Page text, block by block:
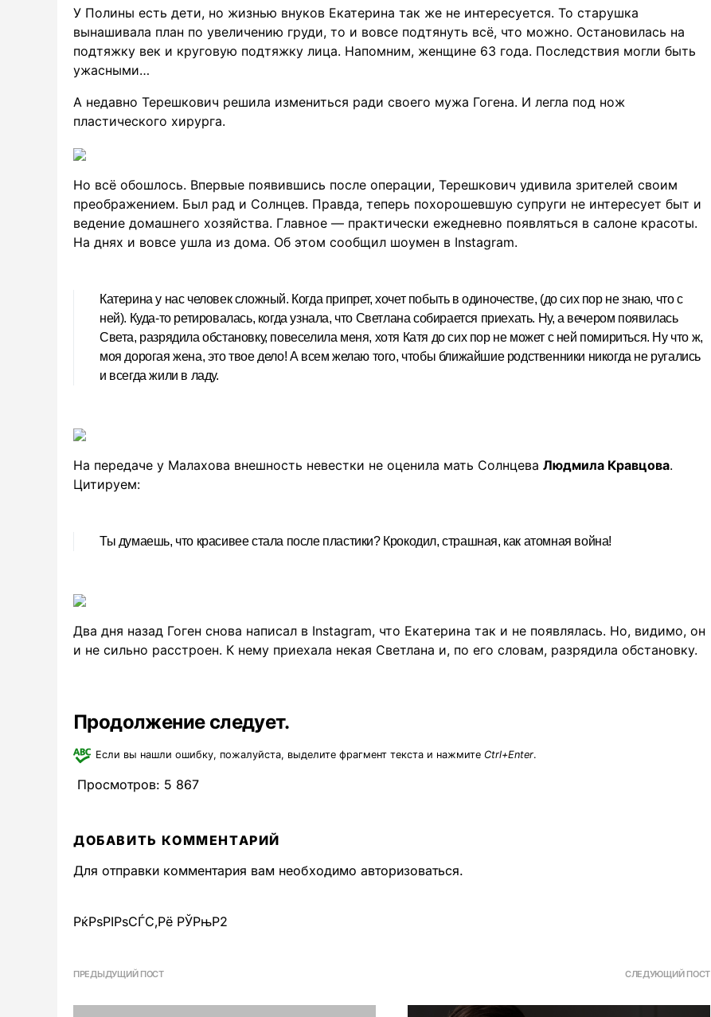
У Полины есть дети, но жизнью внуков Екатерина так же не интересуется. То старушка
вынашивала план по увеличению груди, то и вовсе подтянуть всё, что можно. Остановилась на
подтяжку век и круговую подтяжку лица. Напомним, женщине 63 года. Последствия могли быть
ужасными…
А недавно Терешкович решила измениться ради своего мужа Гогена. И легла под нож
пластического хирурга.
Но всё обошлось. Впервые появившись после операции, Терешкович удивила зрителей своим
преображением. Был рад и Солнцев. Правда, теперь похорошевшую супруги не интересует быт и
ведение домашнего хозяйства. Главное — практически ежедневно появляться в салоне красоты.
На днях и вовсе ушла из дома. Об этом сообщил шоумен в Instagram.
Катерина у нас человек сложный. Когда припрет, хочет побыть в одиночестве, (до сих пор не знаю, что с
ней). Куда-то ретировалась, когда узнала, что Светлана собирается приехать. Ну, а вечером появилась
Света, разрядила обстановку, повеселила меня, хотя Катя до сих пор не может с ней помириться. Ну что ж,
моя дорогая жена, это твое дело! А всем желаю того, чтобы ближайшие родственники никогда не ругались
и всегда жили в ладу.
На передаче у Малахова внешность невестки не оценила мать Солнцева Людмила Кравцова.
Цитируем:
Ты думаешь, что красивее стала после пластики? Крокодил, страшная, как атомная война!
Два дня назад Гоген снова написал в Instagram, что Екатерина так и не появлялась. Но, видимо, он
и не сильно расстроен. К нему приехала некая Светлана и, по его словам, разрядила обстановку.
Продолжение следует.
Если вы нашли ошибку, пожалуйста, выделите фрагмент текста и нажмите Ctrl+Enter.
Просмотров: 5 867
ДОБАВИТЬ КОММЕНТАРИЙ
Для отправки комментария вам необходимо авторизоваться.
РќРѕРІРѕСЃС‚Рё РЎРњР2
ПРЕДЫДУЩИЙ ПОСТ СЛЕДУЮЩИЙ ПОСТ